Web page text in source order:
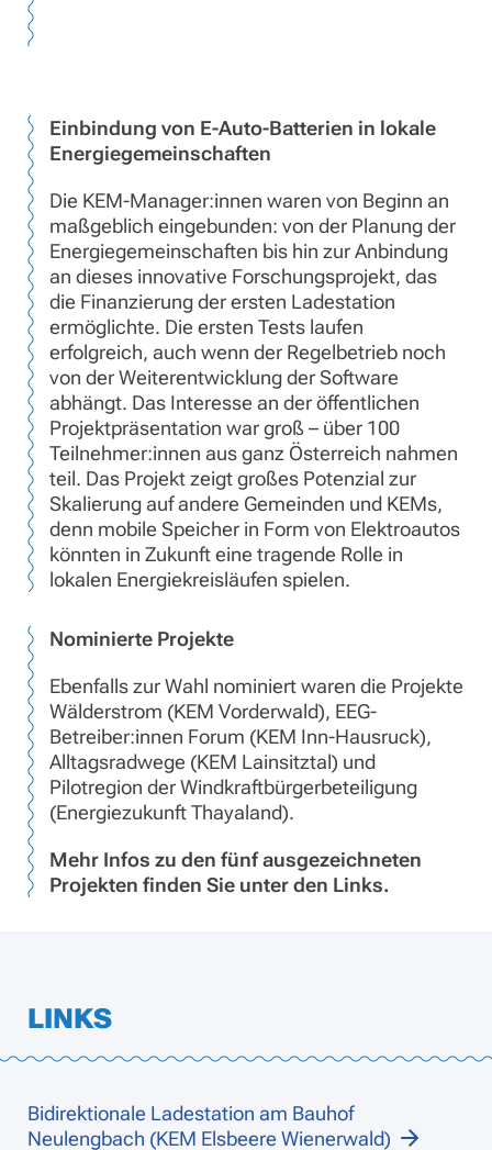
Einbindung von E-Auto-Batterien in lokale
Energiegemeinschaften
Die KEM-Manager:innen waren von Beginn an
maßgeblich eingebunden: von der Planung der
Energiegemeinschaften bis hin zur Anbindung
an dieses innovative Forschungsprojekt, das
die Finanzierung der ersten Ladestation
ermöglichte. Die ersten Tests laufen
erfolgreich, auch wenn der Regelbetrieb noch
von der Weiterentwicklung der Software
abhängt. Das Interesse an der öffentlichen
Projektpräsentation war groß – über 100
Teilnehmer:innen aus ganz Österreich nahmen
teil. Das Projekt zeigt großes Potenzial zur
Skalierung auf andere Gemeinden und KEMs,
denn mobile Speicher in Form von Elektroautos
könnten in Zukunft eine tragende Rolle in
lokalen Energiekreisläufen spielen.
Nominierte Projekte
Ebenfalls zur Wahl nominiert waren die Projekte
Wälderstrom (KEM Vorderwald), EEG-
Betreiber:innen Forum (KEM Inn-Hausruck),
Alltagsradwege (KEM Lainsitztal) und
Pilotregion der Windkraftbürgerbeteiligung
(Energiezukunft Thayaland).
Mehr Infos zu den fünf ausgezeichneten
Projekten finden Sie unter den Links.
LINKS
Bidirektionale Ladestation am Bauhof
Neulengbach (KEM Elsbeere Wienerwald)